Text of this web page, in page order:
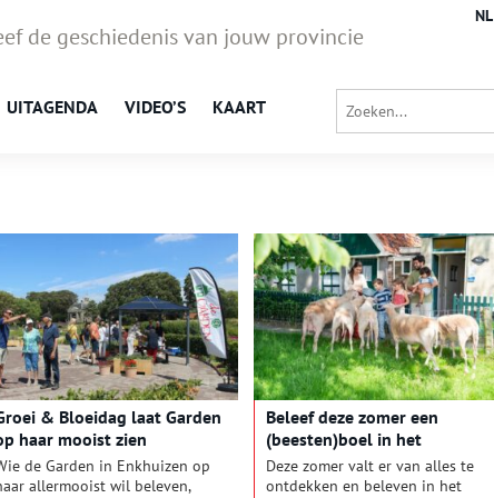
de geschiedenis van jouw provincie
UITAGENDA VIDEO’S KAART
NL
& Bloeidag laat Garden
haar mooist zien
de Garden in Enkhuizen op
allermooist wil beleven,
Beleef deze zomer een
(beesten)boel in het
Zuiderzeemuseum
Deze zomer valt er van alles te
ontdekken en beleven in het